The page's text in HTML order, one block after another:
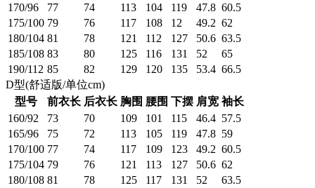
170/96
77 74 113 104 119 47.8 60.5
175/100 79 76 117 108 12 49.2 62
180/104 81 78 121 112 127 50.6 63.5
185/108 83 80 125 116 131 52
65
190/112 85 82 129 120 135 53.4 66.5
D型(舒适版/单位cm)
型号
前衣长 后衣长 胸围 腰围 下摆 肩宽 袖长
160/92
73 70 109 101 115 46.4 57.5
165/96
75 72 113 105 119 47.8 59
170/100 77 74 117 109 123 49.2 60.5
175/104 79 76 121 113 127 50.6 62
180/108 81 78 125 117 131 52
63.5